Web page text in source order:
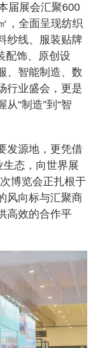
届展会汇聚600
，全面呈现纺织
纱线、服装贴牌
配饰、原创设
、智能制造、数
行业盛会，更是
“制造”到“智
发源地，更凭借
态，向世界展
博览会正扎根于
风向标与汇聚商
高效的合作平